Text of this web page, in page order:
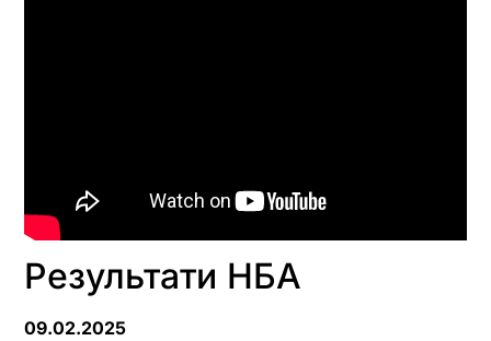
Результати НБА
09.02.2025